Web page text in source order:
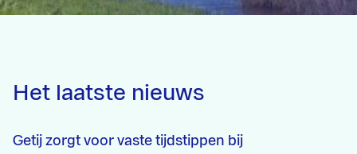
Het laatste nieuws
Getij zorgt voor vaste tijdstippen bij